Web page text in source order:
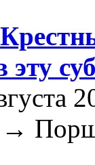
эту
→